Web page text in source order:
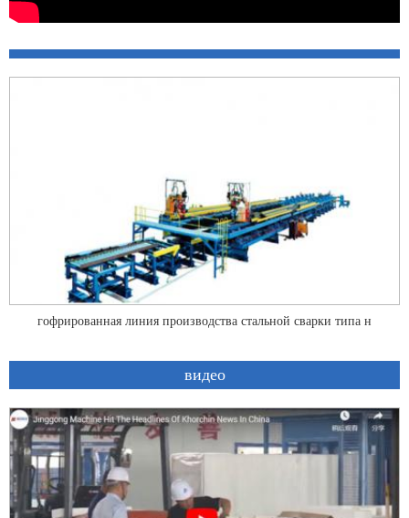
гофрированная линия производства стальной сварки типа н
видео